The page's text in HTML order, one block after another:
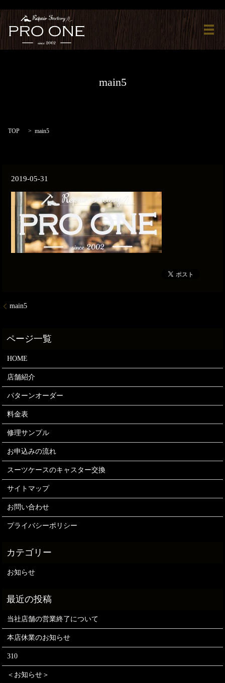
メ
main5
TOP main5
2019-05-31
main5
HOME
店舗紹介
パターンオーダー
料金表
修理サンプル
お申込みの流れ
スーツケースのキャスター交換
サイトマップ
お問い合わせ
プライバシーポリシー
お知らせ
当社店舗の営業終了について
本店休業のお知らせ
310
＜お知らせ＞